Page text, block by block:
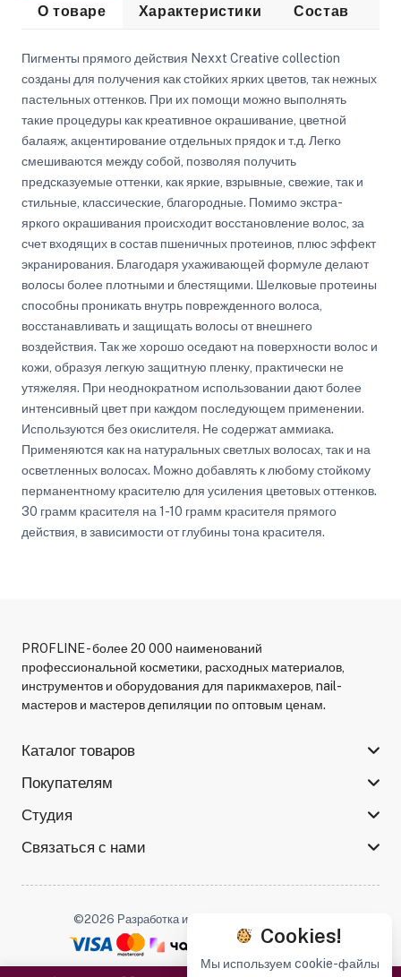
О товаре Характеристики Состав
Пигменты прямого действия Nexxt Creative collection
созданы для получения как стойких ярких цветов, так нежных
пастельных оттенков. При их помощи можно выполнять
такие процедуры как креативное окрашивание, цветной
балаяж, акцентирование отдельных прядок и т.д. Легко
смешиваются между собой, позволяя получить
предсказуемые оттенки, как яркие, взрывные, свежие, так и
стильные, классические, благородные. Помимо экстра-
яркого окрашивания происходит восстановление волос, за
счет входящих в состав пшеничных протеинов, плюс эффект
экранирования. Благодаря ухаживающей формуле делают
волосы более плотными и блестящими. Шелковые протеины
способны проникать внутрь поврежденного волоса,
восстанавливать и защищать волосы от внешнего
воздействия. Так же хорошо оседают на поверхности волос и
кожи, образуя легкую защитную пленку, практически не
утяжеляя. При неоднократном использовании дают более
интенсивный цвет при каждом последующем применении.
Используются без окислителя. Не содержат аммиака.
Применяются как на натуральных светлых волосах, так и на
осветленных волосах. Можно добавлять к любому стойкому
перманентному красителю для усиления цветовых оттенков.
30 грамм красителя на 1-10 грамм красителя прямого
действия, в зависимости от глубины тона красителя.
PROFLINE - более 20 000 наименований
профессиональной косметики, расходных материалов,
инструментов и оборудования для парикмахеров, nail-
мастеров и мастеров депиляции по оптовым ценам.
Каталог товаров
Покупателям
Студия
Связаться с нами
©2026 Разработка и поддержка -
Мы в соцсетях :
Cookies!
Мы используем cookie-файлы